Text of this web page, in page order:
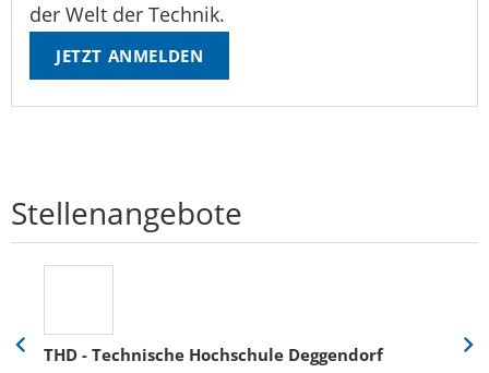
der Welt der Technik.
JETZT ANMELDEN
Stellenangebote
THD - Technische Hochschule Deggendorf
Eine
Eine